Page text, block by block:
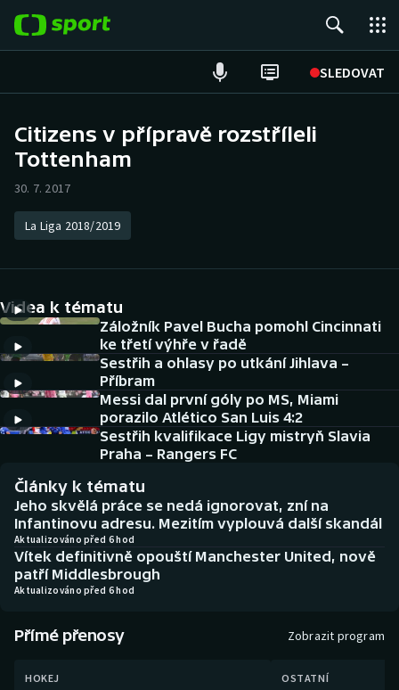
SLEDOVAT
Hokej
Atletika
DALŠÍ SPORTY
Americký fotbal
Baseball a softbal
Biatlon
Boby a skeleton
Box
Curling
NEPŘEHLÉDNĚTE
Historické návraty
Aplikace ČT sport
AZ kvíz
Citizens v přípravě rozstříleli
Tottenham
30. 7. 2017
La Liga 2018/2019
Videa k tématu
Záložník Pavel Bucha pomohl Cincinnati
ke třetí výhře v řadě
Sestřih a ohlasy po utkání Jihlava –
Příbram
Messi dal první góly po MS, Miami
porazilo Atlético San Luis 4:2
Sestřih kvalifikace Ligy mistryň Slavia
Praha – Rangers FC
Články k tématu
Jeho skvělá práce se nedá ignorovat, zní na
Infantinovu adresu. Mezitím vyplouvá další skandál
Aktualizováno před 6 hod
Vítek definitivně opouští Manchester United, nově
patří Middlesbrough
Aktualizováno před 6 hod
Přímé přenosy Zobrazit program
HOKEJ OSTATNÍ